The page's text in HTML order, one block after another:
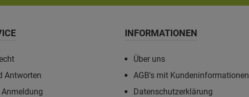
Antworten
INFORMATIONEN
Über uns
AGB's mit Kundeninformationen
Datenschutzerklärung